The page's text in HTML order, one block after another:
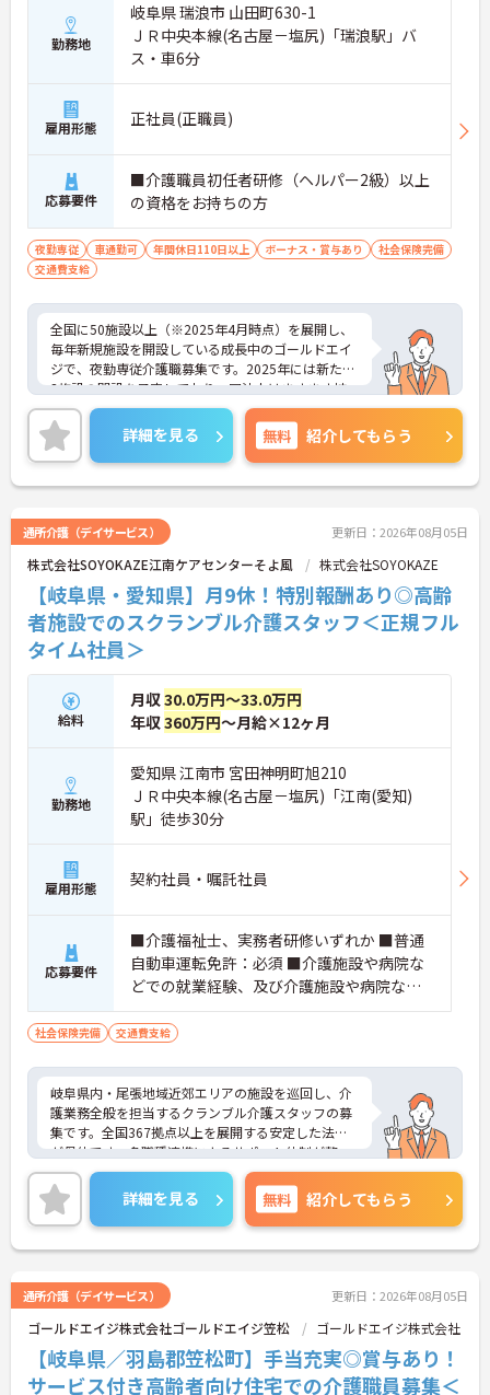
勤務地
岐阜県 瑞浪市 山田町630-1
ＪＲ中央本線(名古屋－塩尻)「瑞浪駅」バ
ス・車6分
雇用形態 正社員(正職員)
応募要件
■介護職員初任者研修（ヘルパー2級）以上
の資格をお持ちの方
夜勤専従 車通勤可 年間休日110日以上 ボーナス・賞与あり
社会保険完備
交通費支給
全国に50施設以上（※2025年4月時点）を展開し、
毎年新規施設を開設している成長中のゴールドエイ
ジで、夜勤専従介護職募集です。2025年には新たに
3施設の開設を予定しており、同法人はますます拡
大中です。「高齢者が大切にされ、尊敬される社会
をつくる」という理念のもと、未来の介護を一緒に
創っていく意欲のある方を求めています。年間休日
は115日としっかり確保でき、週休2日制でプライベ
ートとの両立も可能です。アニバーサリー手当や勤
父子手当など、独自の福利厚生が充実している点も
魅力です。さらに、会社負担での医療保険加入（規
定あり）や定期健診、腫瘍マーカー検査など、健康
面でのサポートも手厚いです。入社後のオリエンテ
ーション研修やフォローアップ研修、資格取得支援
制度など、教育体制が整っているので安心してスタ
ートできます。学び、触れ合い、刺激しあえる環境
で、スキルアップを目指しませんか？ご興味のある
わせください。
詳細を見る 無料 紹介してもらう
通所介護（デイサービス） 更新日：2026年08月05日
株式会社SOYOKAZE江南ケアセンターそよ風 株式会社SOYOKAZE
【岐阜県・愛知県】月9休！特別報酬あり◎高齢
者施設でのスクランブル介護スタッフ＜正規フル
タイム社員＞
給料
月収30.0万円～33.0万円
年収360万円～月給×12ヶ月
勤務地
愛知県 江南市 宮田神明町旭210
ＪＲ中央本線(名古屋－塩尻)「江南(愛知)
駅」徒歩30分
雇用形態 契約社員・嘱託社員
応募要件
■介護福祉士、実務者研修いずれか ■普通
自動車運転免許：必須 ■介護施設や病院な
どでの就業経験、及び介護施設や病院など
での夜勤経験必須
社会保険完備 交通費支給
岐阜県内・尾張地域近郊エリアの施設を巡回し、介
護業務全般を担当するクランブル介護スタッフの募
集です。全国367拠点以上を展開する安定した法人
が母体です。多職種連携によるサポート体制が整っ
ており、周囲と協力しながら業務に取り組める環境
です。在宅系から入居系まで幅広いサービスを提供
しているため、様々な経験を通じて介護のプロフェ
ッショナルとしてスキルアップが期待できます。ま
た、日々の頑張りやチームへの貢献を評価する特別
指せます。産休・育休の取得やリフレッシュ休暇な
ど、ライフステージの変化に合わせた柔軟な働き方
が可能なため、無理なく長期的なキャリアを築ける
環境が整っています。
★おすすめPOINT★
詳細を見る 無料 紹介してもらう
通所介護（デイサービス） 更新日：2026年08月05日
ゴールドエイジ株式会社ゴールドエイジ笠松 ゴールドエイジ株式会社
【岐阜県／羽島郡笠松町】手当充実◎賞与あり！
サービス付き高齢者向け住宅での介護職員募集＜